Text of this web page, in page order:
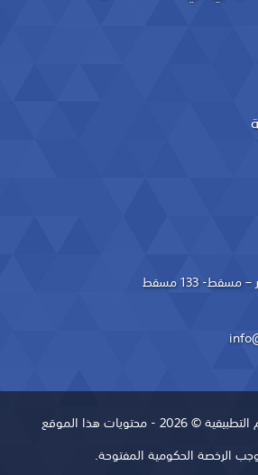
جامعة التقنية والعلوم التطبيقية © 2026 - محتويات هذا الموقع
الرخصة الحكومية المفتوحة.